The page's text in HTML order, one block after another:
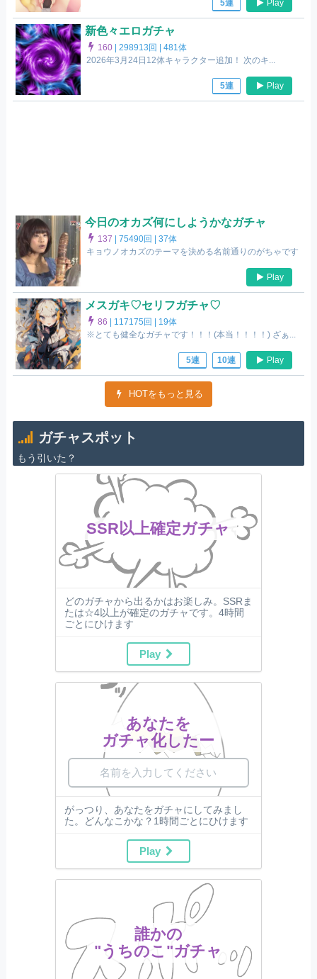
5連 Play
新色々エロガチャ
160 |298913回 |481体
2026年3月24日12体キャラクター追加！ 次のキ...
5連 Play
今日のオカズ何にしようかなガチャ
137 |75490回 |37体
キョウノオカズのテーマを決める名前通りのがちゃです
Play
メスガキ♡セリフガチャ♡
86 | 117175回 | 19体
※とても健全なガチャです！！！(本当！！！！) ざぁ...
5連 10連 Play
HOTをもっと見る
ガチャスポット
もう引いた？
SSR以上確定ガチャ
どのガチャから出るかはお楽しみ。SSRま
たは☆4以上が確定のガチャです。4時間
ごとにひけます
Play
あなたを
ガチャ化したー
がっつり、あなたをガチャにしてみまし
た。どんなこかな？1時間ごとにひけます
Play
誰かの
"うちのこ"ガチャ